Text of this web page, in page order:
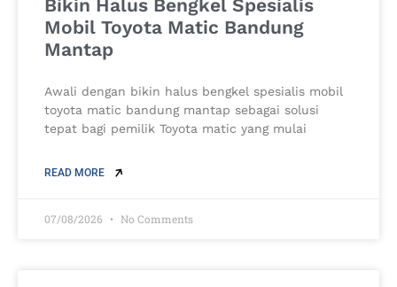
Bikin Halus Bengkel Spesialis
Mobil Toyota Matic Bandung
Mantap
Awali dengan bikin halus bengkel spesialis mobil
toyota matic bandung mantap sebagai solusi
tepat bagi pemilik Toyota matic yang mulai
READ MORE
07/08/2026 No Comments